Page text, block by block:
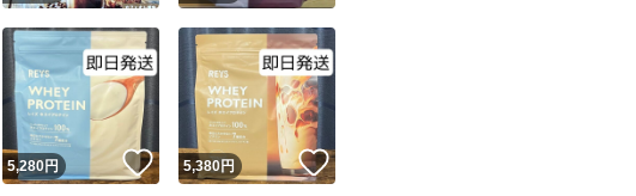
フリマが定めた一定の基準を満たしたユーザーにバッジを付与しています
取引出品者
安心取引出品者 Yahoo!フリマの基準をクリアした安心・安全なユーザーです
実績
この商品の情報をコピーします
商品画像の 無断転載は禁止されています
ね！
5,280円 いいね！
5,380円 いいね！